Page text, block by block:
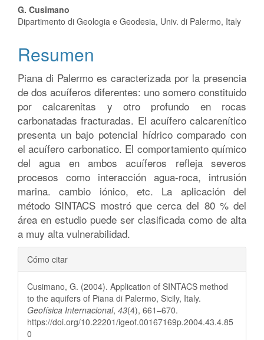
Contenido
principal
del
artículo
G. Cusimano
Dipartimento di Geologia e Geodesia, Univ. di Palermo, Italy
Resumen
Piana di Palermo es caracterizada por la presencia
de dos acuíferos diferentes: uno somero constituido
por calcarenitas y otro profundo en rocas
carbonatadas fracturadas. El acuífero calcarenítico
presenta un bajo potencial hídrico comparado con
el acuífero carbonatico. El comportamiento químico
del agua en ambos acuíferos refleja severos
procesos como interacción agua-roca, intrusión
marina. cambio iónico, etc. La aplicación del
método SINTACS mostró que cerca del 80 % del
área en estudio puede ser clasificada como de alta
a muy alta vulnerabilidad.
Detalles
del
artículo
Cómo citar
Cusimano, G. (2004). Application of SINTACS method
to the aquifers of Piana di Palermo, Sicily, Italy.
Geofísica Internacional, 43(4), 661–670.
https://doi.org/10.22201/igeof.00167169p.2004.43.4.85
0